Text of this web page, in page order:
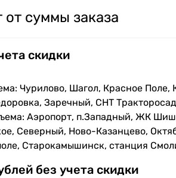
суммы заказа
скидки
Чурилово, Шагол, Красное
Заречный, СНТ
Аэропорт, п.Западный, ЖК
Северный, Ново-Казанцево,
Старокамышинск, станция
без учета скидки